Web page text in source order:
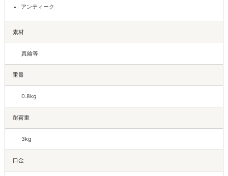
アンティーク
素材
真鍮等
重量
0.8kg
耐荷重
3kg
口金